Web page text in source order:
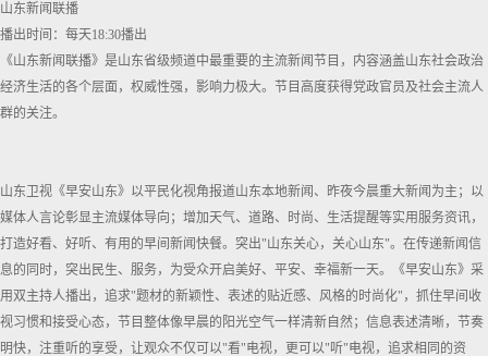
山东新闻联播
播出时间：每天18:30播出
《山东新闻联播》是山东省级频道中最重要的主流新闻节目，内容涵盖山东社会政治
经济生活的各个层面，权威性强，影响力极大。节目高度获得党政官员及社会主流人
群的关注。
山东卫视《早安山东》以平民化视角报道山东本地新闻、昨夜今晨重大新闻为主；以
媒体人言论彰显主流媒体导向；增加天气、道路、时尚、生活提醒等实用服务资讯，
打造好看、好听、有用的早间新闻快餐。突出"山东关心，关心山东"。在传递新闻信
息的同时，突出民生、服务，为受众开启美好、平安、幸福新一天。《早安山东》采
用双主持人播出，追求"题材的新颖性、表述的贴近感、风格的时尚化"，抓住早间收
视习惯和接受心态，节目整体像早晨的阳光空气一样清新自然；信息表述清晰，节奏
明快，注重听的享受，让观众不仅可以"看"电视，更可以"听"电视，追求相同的资